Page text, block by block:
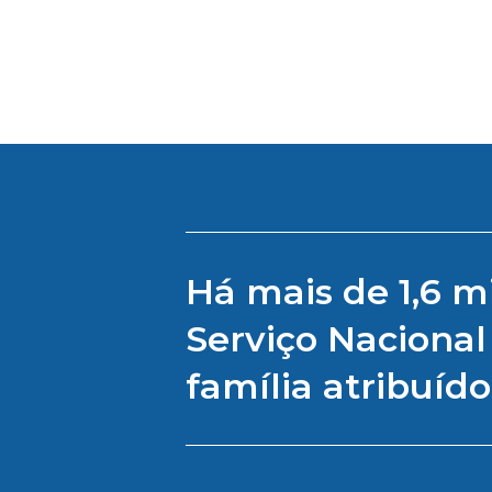
Há mais de 1,6
Serviço
família atribuído